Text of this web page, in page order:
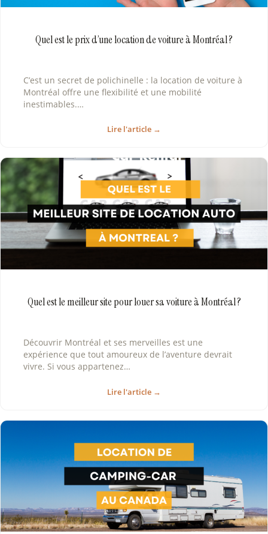
Quel est le prix d’une location de voiture à Montréal ?
C’est un secret de polichinelle : la location de voiture à
Montréal offre une flexibilité et une mobilité
inestimables.…
Lire l'article →
Quel est le meilleur site pour louer sa voiture à Montréal ?
Découvrir Montréal et ses merveilles est une
expérience que tout amoureux de l’aventure devrait
vivre. Si vous appartenez…
Lire l'article →